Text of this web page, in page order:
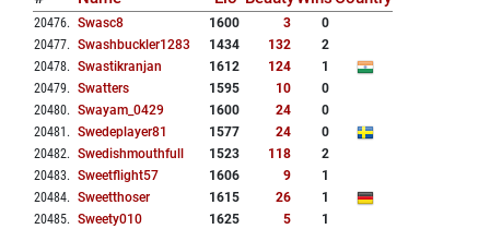
20476. Swasc8 1600 3
0
20477. Swashbuckler1283 1434 132
2
20478. Swastikranjan 1612 124
1
20479. Swatters 1595 10
0
20480. Swayam_0429 1600 24
0
20481 . Swedeplayer81 1577 24
0
20482. Swedishmouthfull 1523 118
2
20483. Sweetflight57 1606 9
1
20484. Sweetthoser 1615 26
1
20485. Sweety010 1625 5
1